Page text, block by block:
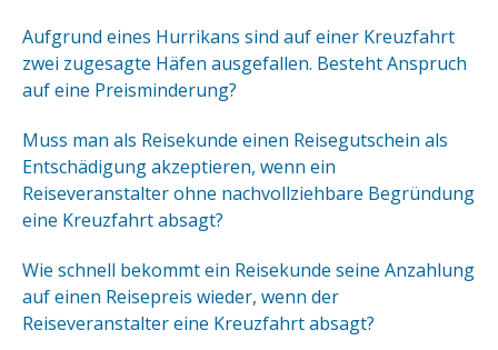
Aufgrund eines Hurrikans sind auf einer Kreuzfahrt
zwei zugesagte Häfen ausgefallen. Besteht Anspruch
auf eine Preisminderung?
Muss man als Reisekunde einen Reisegutschein als
Entschädigung akzeptieren, wenn ein
Reiseveranstalter ohne nachvollziehbare Begründung
eine Kreuzfahrt absagt?
Wie schnell bekommt ein Reisekunde seine Anzahlung
auf einen Reisepreis wieder, wenn der
Reiseveranstalter eine Kreuzfahrt absagt?